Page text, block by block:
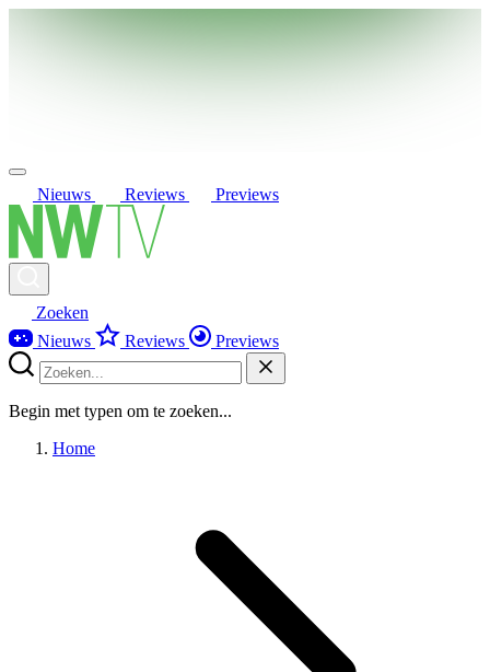
Nieuws Reviews Previews
Zoeken
Nieuws
Reviews Previews
Begin met typen om te zoeken...
Home